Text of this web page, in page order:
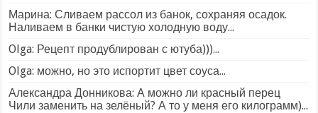
Марина: Сливаем рассол из банок, сохраняя осадок.
Наливаем в банки чистую холодную воду...
Olga: Рецепт продублирован с ютуба)))...
Olga: можно, но это испортит цвет соуса...
Александра Донникова: А можно ли красный перец
Чили заменить на зелёный? А то у меня его килограмм)...